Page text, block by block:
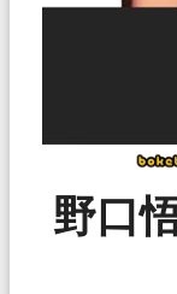
野口